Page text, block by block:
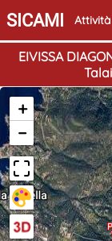
SICAMI Attività
EIVISSA
+
−